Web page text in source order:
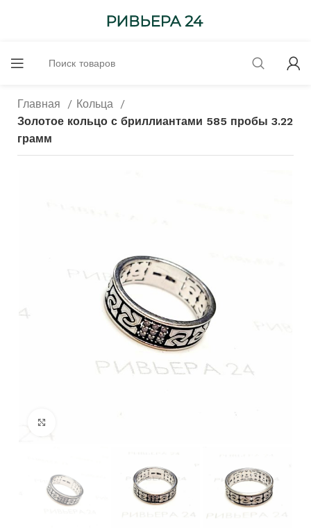
Главная
Кольца
Золотое кольцо с бриллиантами 585 пробы 3.22
грамм